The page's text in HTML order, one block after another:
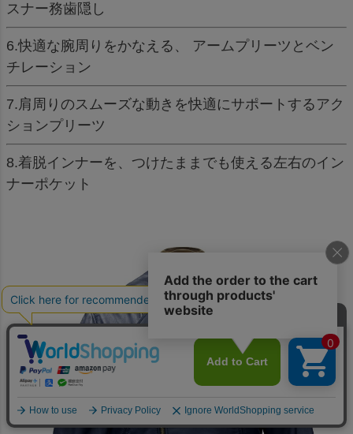
スナー務歯隠し
6.快適な腕周りをかなえる、 アームプリーツとベン
チレーション
7.肩周りのスムーズな動きを快適にサポートするアク
ションプリーツ
8.着脱インナーを、つけたままでも使える左右のイン
ナーポケット